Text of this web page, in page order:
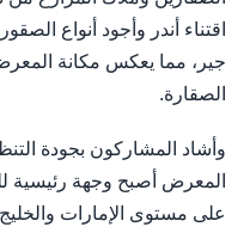
اقتناء أندر وأجود أنواع
جير، مما يعكس مكانة
الصقارة.
وأشاد المشاركون بجودة
المعرض أصبح وجهة رئيسية
على مستوى الإمارات